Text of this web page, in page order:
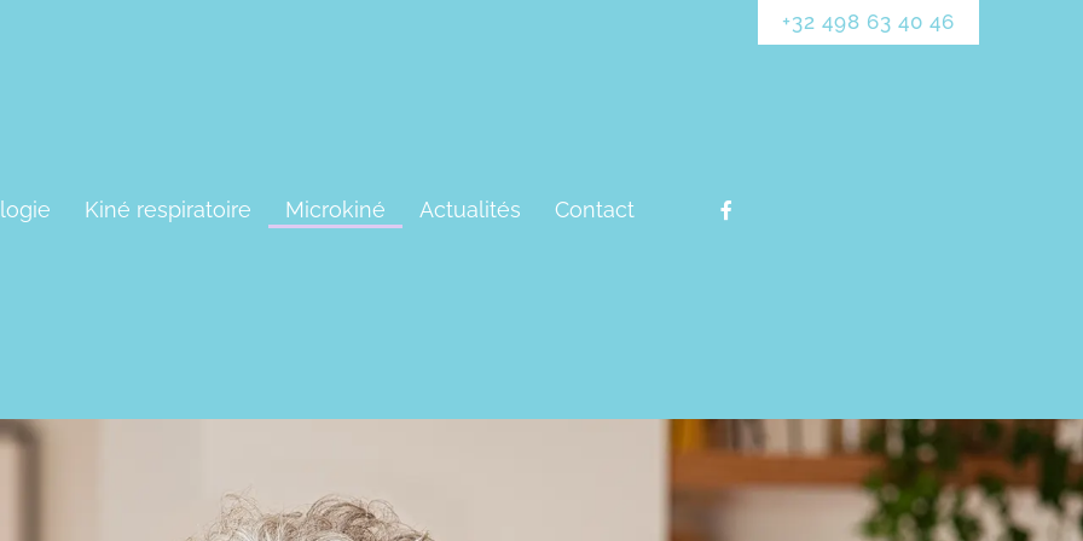
Kiné respiratoire Microkiné Actualités Contact
Facebook-
f
+32 498 63 40 46